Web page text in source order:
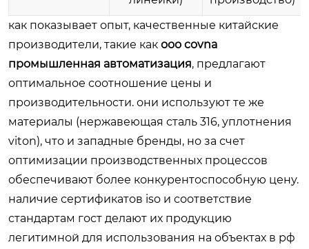
как показывает опыт, качественные китайские
производители, такие как ооо covna
промышленная автоматизация, предлагают
оптимальное соотношение цены и
производительности. они используют те же
материалы (нержавеющая сталь 316, уплотнения
viton), что и западные бренды, но за счет
оптимизации производственных процессов
обеспечивают более конкурентоспособную цену.
наличие сертификатов iso и соответствие
стандартам гост делают их продукцию
легитимной для использования на объектах в рф